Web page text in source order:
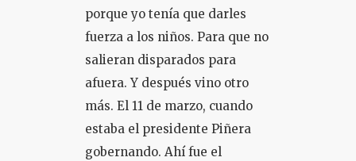
porque yo tenía que darles
fuerza a los niños. Para que no
salieran disparados para
afuera. Y después vino otro
más. El 11 de marzo, cuando
estaba el presidente Piñera
gobernando. Ahí fue el